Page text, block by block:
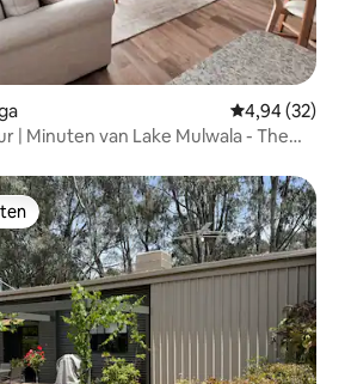
Gemiddelde
4,94 (32)
| Minuten van Lake Mulwala - The